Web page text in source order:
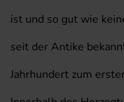
ist und so gut wie
seit der Antike
Jahrhundert zum